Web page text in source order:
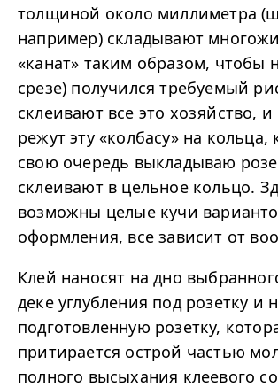
толщиной около миллиметра
например) складывают
«канат» таким образом, чтобы
срезе) получился требуемый
склеивают все это хозяйство,
режут эту «колбасу» на
свою очередь выкладываю
склеивают в цельное кольцо.
возможны целые кучи
оформления, все зависит от
Клей наносят на дно
деке углубления под розетку и
подготовленную розетку,
притирается острой частью
полного высыхания клеевого